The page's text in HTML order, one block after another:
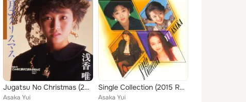
Jugatsu No Christmas (2015 Remaster)
Asaka Yui
Single Collection (2015 Remaster)
Asaka Yui